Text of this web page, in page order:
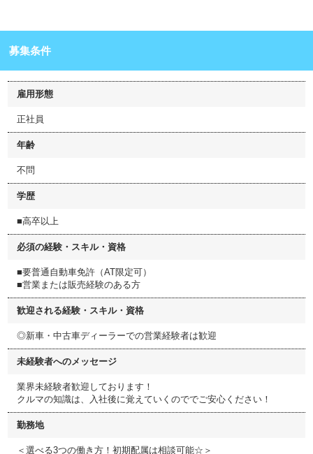
募集条件
雇用形態
正社員
年齢
不問
学歴
■高卒以上
必須の経験・スキル・資格
■要普通自動車免許（AT限定可）
■営業または販売経験のある方
歓迎される経験・スキル・資格
◎新車・中古車ディーラーでの営業経験者は歓迎
未経験者へのメッセージ
業界未経験者歓迎しております！
クルマの知識は、入社後に覚えていくのででご安心ください！
勤務地
＜選べる3つの働き方！初期配属は相談可能☆＞